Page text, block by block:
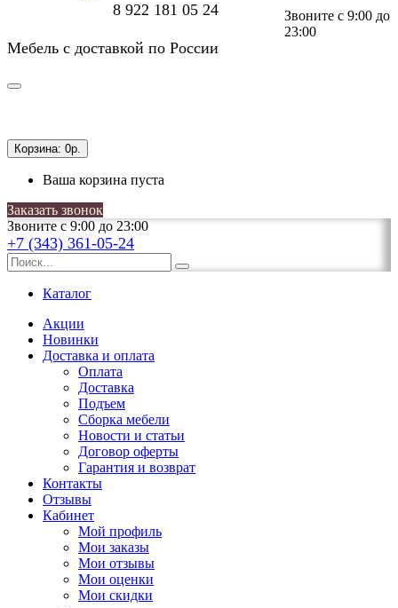
Звоните с 9:00 до
23:00
8 922 181 05 24
Мебель с доставкой по России
Корзина: 0р.
Ваша корзина пуста
Заказать звонок
Звоните с 9:00 до 23:00
+7 (343) 361-05-24
Каталог
Акции
Новинки
Доставка и оплата
Оплата
Доставка
Подъем
Сборка мебели
Новости и статьи
Договор оферты
Гарантия и возврат
Контакты
Отзывы
Кабинет
Мой профиль
Мои заказы
Мои отзывы
Мои оценки
Мои скидки